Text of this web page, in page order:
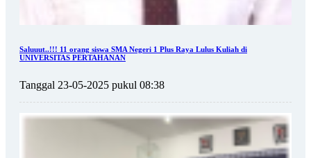
Saluuut..!!! 11 orang siswa SMA Negeri 1 Plus Raya Lulus Kuliah di
UNIVERSITAS PERTAHANAN
Tanggal 23-05-2025 pukul 08:38